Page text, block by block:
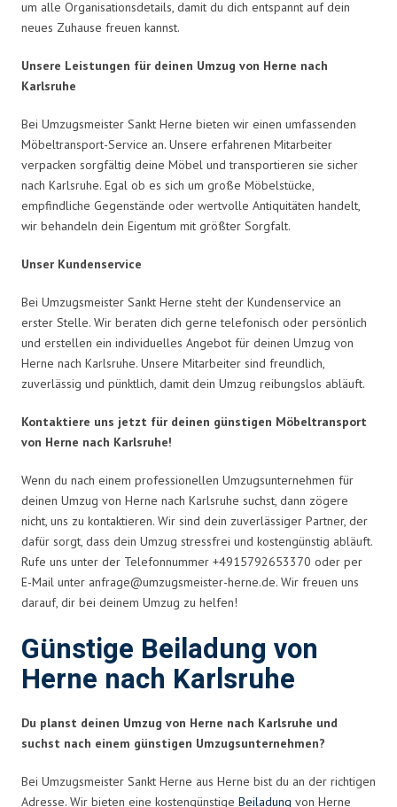
um alle Organisationsdetails, damit du dich entspannt auf dein
neues Zuhause freuen kannst.
Unsere Leistungen für deinen Umzug von Herne nach
Karlsruhe
Bei Umzugsmeister Sankt Herne bieten wir einen umfassenden
Möbeltransport-Service an. Unsere erfahrenen Mitarbeiter
verpacken sorgfältig deine Möbel und transportieren sie sicher
nach Karlsruhe. Egal ob es sich um große Möbelstücke,
empfindliche Gegenstände oder wertvolle Antiquitäten handelt,
wir behandeln dein Eigentum mit größter Sorgfalt.
Unser Kundenservice
Bei Umzugsmeister Sankt Herne steht der Kundenservice an
erster Stelle. Wir beraten dich gerne telefonisch oder persönlich
und erstellen ein individuelles Angebot für deinen Umzug von
Herne nach Karlsruhe. Unsere Mitarbeiter sind freundlich,
zuverlässig und pünktlich, damit dein Umzug reibungslos abläuft.
Kontaktiere uns jetzt für deinen günstigen Möbeltransport
von Herne nach Karlsruhe!
Wenn du nach einem professionellen Umzugsunternehmen für
deinen Umzug von Herne nach Karlsruhe suchst, dann zögere
nicht, uns zu kontaktieren. Wir sind dein zuverlässiger Partner, der
dafür sorgt, dass dein Umzug stressfrei und kostengünstig abläuft.
Rufe uns unter der Telefonnummer +4915792653370 oder per
E-Mail unter anfrage@umzugsmeister-herne.de. Wir freuen uns
darauf, dir bei deinem Umzug zu helfen!
Günstige Beiladung von
Herne nach Karlsruhe
Du planst deinen Umzug von Herne nach Karlsruhe und
suchst nach einem günstigen Umzugsunternehmen?
Bei Umzugsmeister Sankt Herne aus Herne bist du an der richtigen
Adresse. Wir bieten eine kostengünstige Beiladung von Herne